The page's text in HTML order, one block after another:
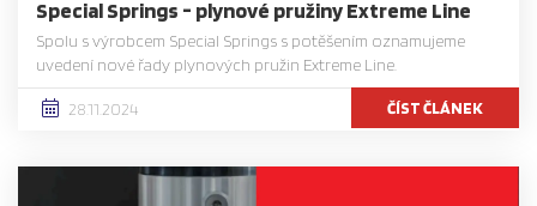
Special Springs - plynové pružiny Extreme Line
Spolu s výrobcem Special Springs s potěšením oznamujeme
uvedení nové řady plynových pružin Extreme Line.
28.11.2024 ČÍST ČLÁNEK